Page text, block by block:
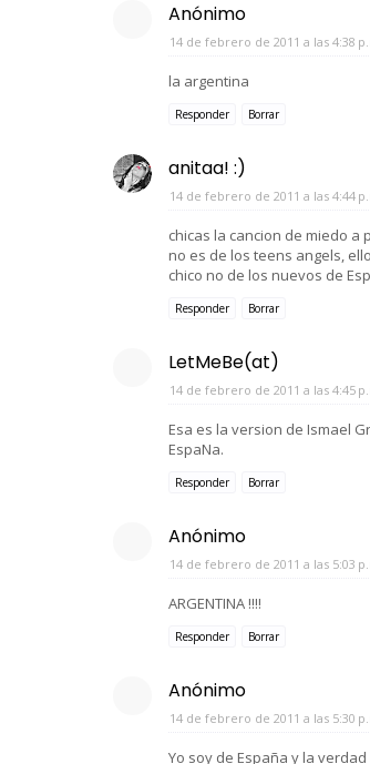
Anónimo
14 de febrero de 2011 a las 4:38
la argentina
Responder Borrar
anitaa! :)
14 de febrero de 2011 a las 4:44
chicas la cancion de miedo a
no es de los teens angels,
chico no de los nuevos de
Responder Borrar
LetMeBe(at)
14 de febrero de 2011 a las 4:45
Esa es la version de Ismael
EspaNa.
Responder Borrar
Anónimo
14 de febrero de 2011 a las 5:03
ARGENTINA !!!!
Responder Borrar
Anónimo
14 de febrero de 2011 a las 5:30
Yo soy de España y la